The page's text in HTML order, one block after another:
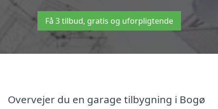
Få 3 tilbud, gratis og uforpligtende
Overvejer du en garage tilbygning i Bogø